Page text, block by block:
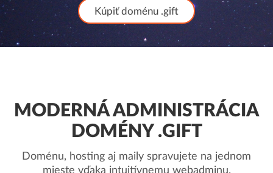
Kúpiť doménu .gift
MODERNÁ ADMINISTRÁCIA
DOMÉNY .GIFT
Doménu, hosting aj maily spravujete na jednom
mieste vďaka intuitívnemu webadminu.